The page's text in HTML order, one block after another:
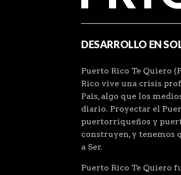
DESARROLLO EN
Puerto Rico Te Quiero
Rico vive una crisis
País, algo que los
diario. Proyectar el
puertorriqueños y
construyen, y tenemos
a Ser.
Puerto Rico Te Quiero